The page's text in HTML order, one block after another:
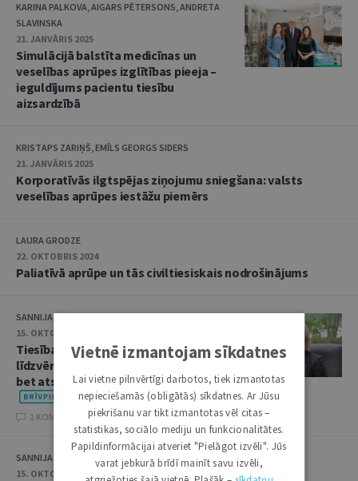
KARINA PALKOVA, AIGARS PĒTERSONS, ANDRETA
SLAVINSKA
21. JANVĀRIS 2025
Simulācijā balstīta medicīnas un
veselības aprūpes izglītības pieeja –
ieguldījums pacientu tiesību
aizsardzībā
KRISTAPS ZARIŅŠ, EMĪLS GEORGS SIDERS
21. JANVĀRIS 2025
Korporatīvās ilgtspējas ziņojumu sniegšana: valsts
veselības aprūpes iestāžu piemērs
LAURA GRODZE
22. OKTOBRIS 2024
Paliatīvā aprūpe un tās civiltiesiskais nodrošinājums
SANNIJA MATULE
15. OKTOBRIS 2024
Tiesības uz cieņpilnu nāvi ir
līdzvērtīgas citām cilvēktiesībām,
bet atstātas bez ievērības
1 KOMENTĀRI
SANNIJA MATULE
15. OKTOBRIS 2024
Vietnē izmantojam sīkdatnes
Lai vietne pilnvērtīgi darbotos, tiek izmantotas
nepieciešamās (obligātās) sīkdatnes. Ar Jūsu
piekrišanu var tikt izmantotas vēl citas –
statistikas, sociālo mediju un funkcionalitātes.
Papildinformācijai atveriet "Pielāgot izvēli". Jūs
varat jebkurā brīdī mainīt savu izvēli,